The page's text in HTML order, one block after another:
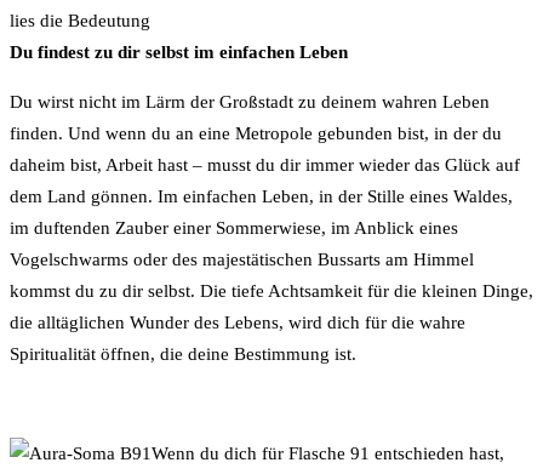
lies die Bedeutung
Du findest zu dir selbst im einfachen Leben
Du wirst nicht im Lärm der Großstadt zu deinem wahren Leben
finden. Und wenn du an eine Metropole gebunden bist, in der du
daheim bist, Arbeit hast – musst du dir immer wieder das Glück auf
dem Land gönnen. Im einfachen Leben, in der Stille eines Waldes,
im duftenden Zauber einer Sommerwiese, im Anblick eines
Vogelschwarms oder des majestätischen Bussarts am Himmel
kommst du zu dir selbst. Die tiefe Achtsamkeit für die kleinen Dinge,
die alltäglichen Wunder des Lebens, wird dich für die wahre
Spiritualität öffnen, die deine Bestimmung ist.
Wenn du dich für Flasche 91 entschieden hast,